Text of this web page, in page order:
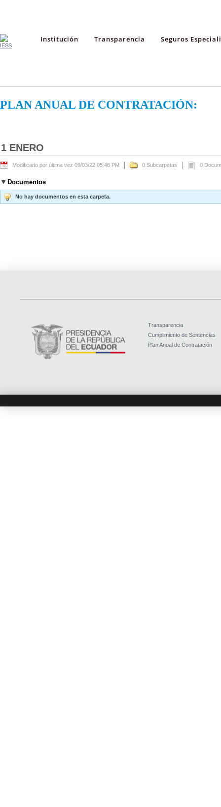
Institución Transparencia Seguros
PLAN ANUAL DE CONTRATACIÓN:
1 ENERO
Modificado por última vez 09/03/22 05:46 PM 0 Subcarpetas 0
Documentos
No hay documentos en esta carpeta.
Transparencia
Cumplimiento de Sentencias
Plan Anual de Contratación